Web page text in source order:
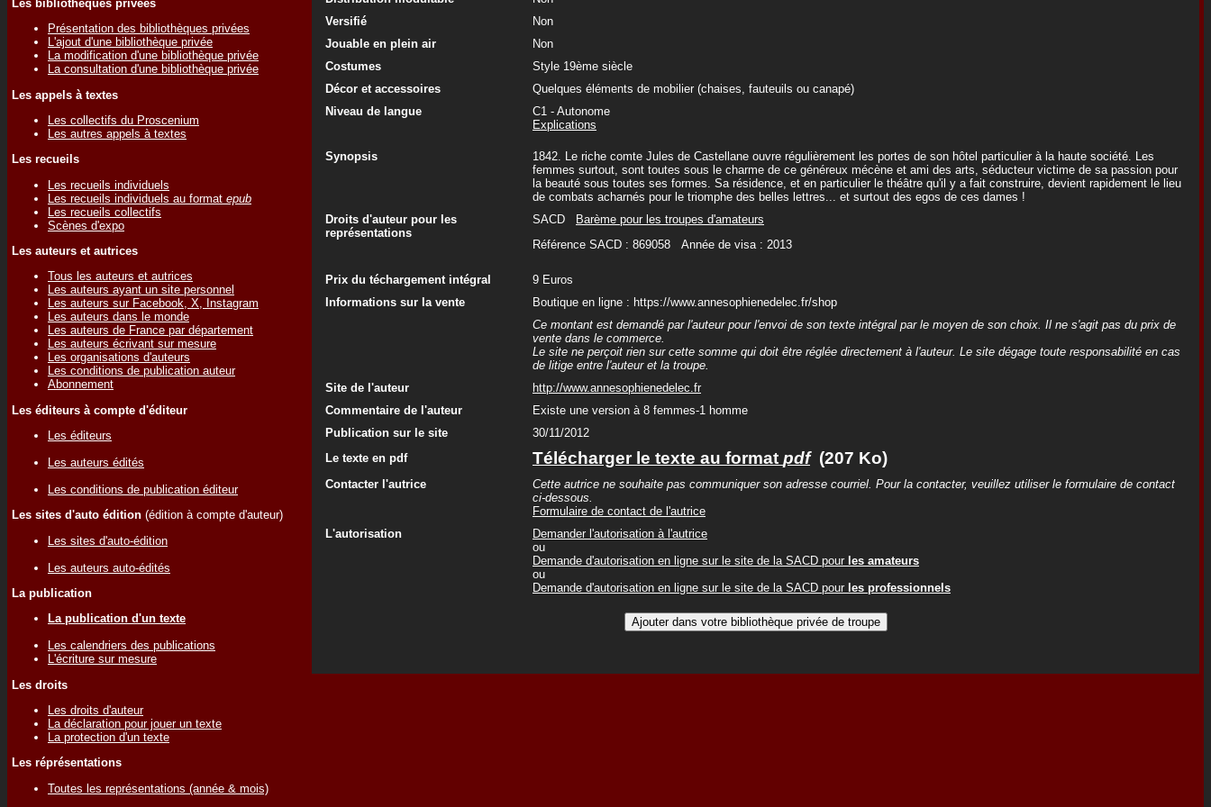
Les bibliothèques privées
Présentation des bibliothèques privées
L'ajout d'une bibliothèque privée
La modification d'une bibliothèque privée
La consultation d'une bibliothèque privée
Les appels à textes
Les collectifs du Proscenium
Les autres appels à textes
Les recueils
Les recueils individuels
Les recueils individuels au format epub
Les recueils collectifs
Scènes d'expo
Les auteurs et autrices
Tous les auteurs et autrices
Les auteurs ayant un site personnel
Les auteurs sur Facebook, X, Instagram
Les auteurs dans le monde
Les auteurs de France par département
Les auteurs écrivant sur mesure
Les organisations d'auteurs
Les conditions de publication auteur
Abonnement
Les éditeurs à compte d'éditeur
Les éditeurs
Les auteurs édités
Les conditions de publication éditeur
Les sites d'auto édition (édition à compte d'auteur)
Les sites d'auto-édition
Les auteurs auto-édités
La publication
La publication d'un texte
Les calendriers des publications
L'écriture sur mesure
Les droits
Les droits d'auteur
La déclaration pour jouer un texte
La protection d'un texte
Les réprésentations
Toutes les représentations (année & mois)
Versifié
Non
Jouable en plein air
Non
Costumes
Style 19ème siècle
Décor et accessoires
Quelques éléments de mobilier (chaises, fauteuils ou canapé)
Niveau de langue
C1 - Autonome
Explications
Synopsis
1842. Le riche comte Jules de Castellane ouvre régulièrement les portes de son hôtel particulier à la haute société. Les
femmes surtout, sont toutes sous le charme de ce généreux mécène et ami des arts, séducteur victime de sa passion pour
la beauté sous toutes ses formes. Sa résidence, et en particulier le théâtre qu'il y a fait construire, devient rapidement le lieu
de combats acharnés pour le triomphe des belles lettres... et surtout des egos de ces dames !
Droits d'auteur pour les
représentations
SACD
Barème pour les troupes d'amateurs
Référence SACD : 869058 Année de visa : 2013
Prix du téchargement intégral
9 Euros
Informations sur la vente
Boutique en ligne : https://www.annesophienedelec.fr/shop
Ce montant est demandé par l'auteur pour l'envoi de son texte intégral par le moyen de son choix. Il ne s'agit pas du prix de
vente dans le commerce.
Le site ne perçoit rien sur cette somme qui doit être réglée directement à l'auteur. Le site dégage toute responsabilité en cas
de litige entre l'auteur et la troupe.
Site de l'auteur
http://www.annesophienedelec.fr
Commentaire de l'auteur
Existe une version à 8 femmes-1 homme
Publication sur le site
30/11/2012
Le texte en pdf
Télécharger le texte au format pdf(207 Ko)
Contacter l'autrice
Cette autrice ne souhaite pas communiquer son adresse courriel. Pour la contacter, veuillez utiliser le formulaire de contact
ci-dessous.
Formulaire de contact de l'autrice
L'autorisation
Demander l'autorisation à l'autrice
ou
Demande d'autorisation en ligne sur le site de la SACD pour les amateurs
ou
Demande d'autorisation en ligne sur le site de la SACD pour les professionnels